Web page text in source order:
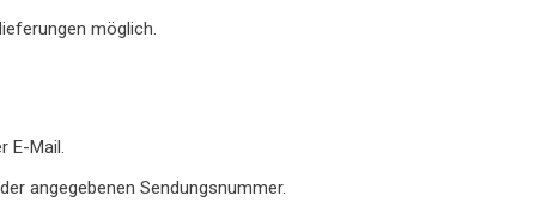
möglich.
E-Mail.
angegebenen Sendungsnummer.